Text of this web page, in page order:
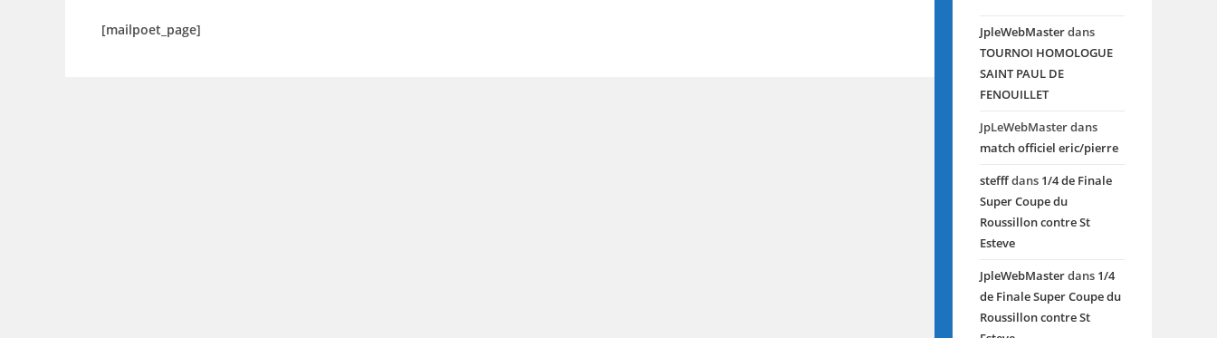
[mailpoet_page] JpleWebMasterdans
TOURNOI HOMOLOGUE
SAINT PAUL DE
FENOUILLET
JpLeWebMasterdans
match officiel eric/pierre
stefffdans 1/4 de Finale
Super Coupe du
Roussillon contre St
Esteve
JpleWebMasterdans 1/4
de Finale Super Coupe du
Roussillon contre St